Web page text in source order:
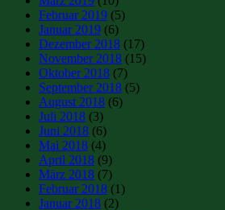
Februar 2019 (5)
Januar 2019 (6)
Dezember 2018 (17)
November 2018 (15)
Oktober 2018 (7)
September 2018 (5)
August 2018 (6)
Juli 2018 (3)
Juni 2018 (6)
Mai 2018 (4)
April 2018 (9)
März 2018 (7)
Februar 2018 (1)
Januar 2018 (2)